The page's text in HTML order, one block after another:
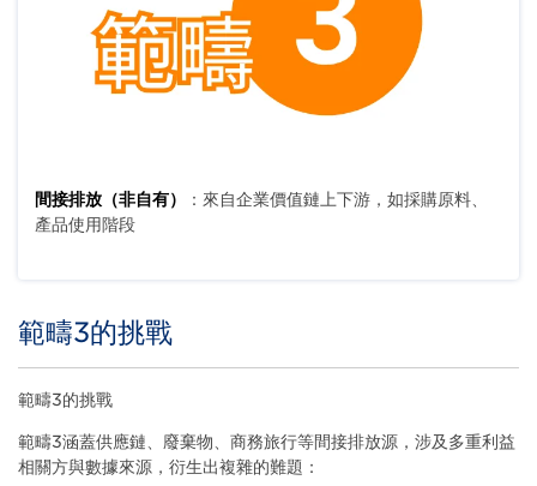
間接排放（非自有）
：來自企業價值鏈上下游，如採購原料、
產品使用階段
Title
範疇3的挑戰
Body
範疇3的挑戰
範疇3涵蓋供應鏈、廢棄物、商務旅行等間接排放源，涉及多重利益
相關方與數據來源，衍生出複雜的難題：